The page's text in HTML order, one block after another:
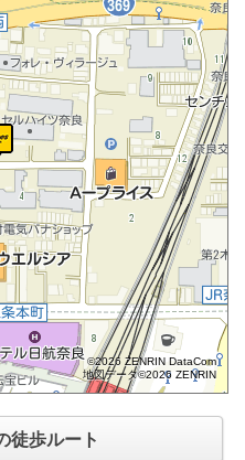
©2026 ZENRIN DataCom
地図データ©2026 ZENRIN
徒歩ルート